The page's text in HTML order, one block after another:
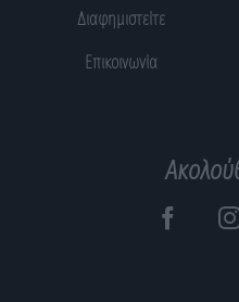
Διαφημιστείτε
Επικοινωνία